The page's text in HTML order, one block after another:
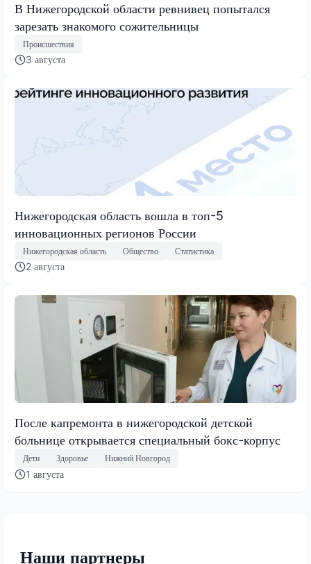
В Нижегородской области ревнивец попытался
зарезать знакомого сожительницы
Происшествия
3 августа
Нижегородская область вошла в топ-5
инновационных регионов России
Нижегородская область Общество Статистика
2 августа
После капремонта в нижегородской детской
больнице открывается специальный бокс-корпус
Дети Здоровье Нижний Новгород
1 августа
Наши партнеры